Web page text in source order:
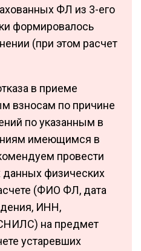
ФЛ из 3-его
формировалось
(при этом расчет
в приеме
взносам по причине
по указанным в
имеющимся в
провести
данных физических
(ФИО ФЛ, дата
ИНН,
на предмет
устаревших